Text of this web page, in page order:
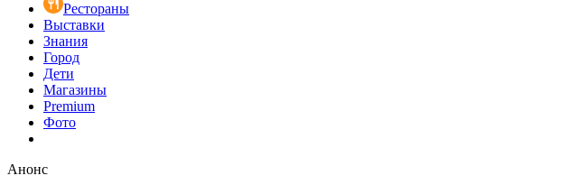
Рестораны
Выставки
Знания
Город
Дети
Магазины
Premium
Фото
Анонс